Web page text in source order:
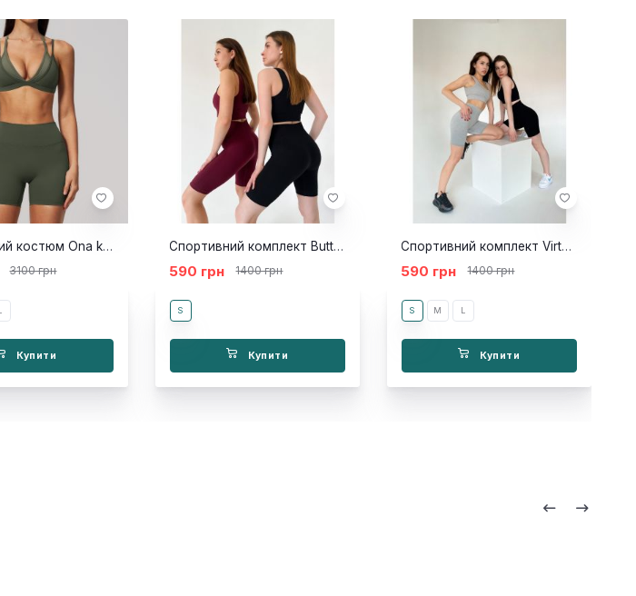
Спортивний костюм Ona khaki
3100 грн
Купити
Спортивний комплект Button Violet Black
590 грн 1400 грн
S
Купити
Спортивний комплект Virtual Brash Short Grey
590 грн 1400 грн
S M L
Купити